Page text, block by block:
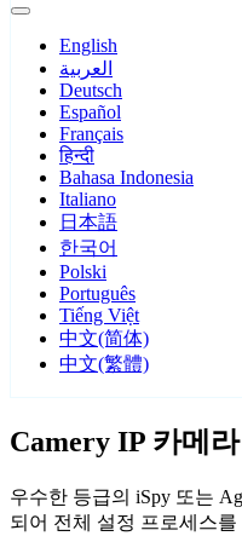
English
العربية
Deutsch
Español
Français
हिन्दी
Bahasa Indonesia
Italiano
日本語
한국어
Polski
Português
Tiếng Việt
中文(简体)
中文(繁體)
Camery IP 카메
우수한 등급의 iSpy 또는
되어 전체 설정 프로세스